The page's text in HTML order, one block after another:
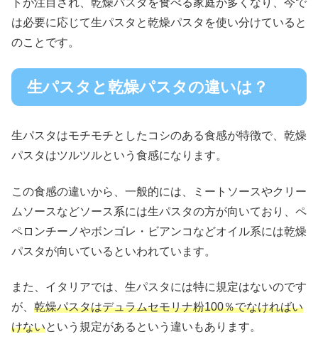
は必要に応じて生パスタと乾燥パスタを使い分けていると
のことです。
生パスタと乾燥パスタの違いは？
生パスタはモチモチとしたコシのある食感が特徴で、乾燥
パスタはツルツルという食感になります。
この食感の違いから、一般的には、ミートソースやクリー
ムソースなどソース系には生パスタの方が向いており、ペ
ペロンチーノやボンゴレ・ビアンコなどオイル系には乾燥
パスタが向いているといわれています。
また、イタリアでは、生パスタには特に規定はないのです
が、 乾燥パスタはデュラムセモリナ粉100％でなければい
けないという規定があるという違いもあります。